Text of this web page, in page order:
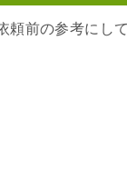
前の参考にし